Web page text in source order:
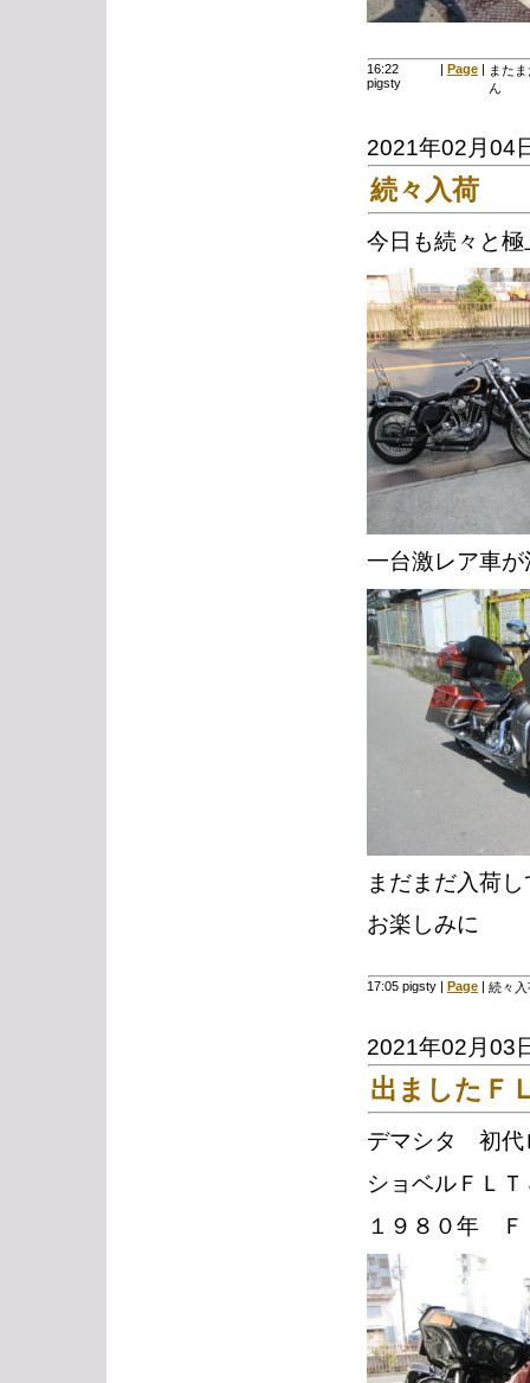
16:22
pigsty
| Page| また
ん
2021年02月04
続々入荷
今日も続々と
一台激レア車
まだまだ入荷
お楽しみに
17:05 pigsty Page 続々入
2021年02月03
出ましたＦ
デマシタ 初代
ショベルＦＬ
１９８０年 Ｆ